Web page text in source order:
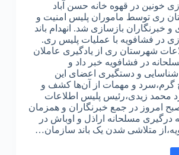
خونین در قهوه خانه حسن آباد
ری توسط ماموران پلیس امنیت و
خبرنگاران بازسازی شد. انهدام باند
در فشافویه با عملیات پلیس ری.
شهرستان ری از یادگیری عاملان
در فشافویه خبر داد و
و دستگیری اعضای این
گرم،سرد و مهمات از آن‌ها کشف و
زیدی،رئیس پلیس اطلاعات
امروز در جمع خبرنگاران و همزمان
درگیری مسلحانه اراذل و اوباش در
متلاشی شدن یک باند سازمان‌…